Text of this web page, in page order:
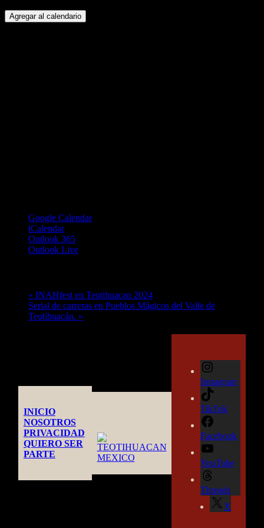
Agregar al calendario
Google Calendar
iCalendar
Outlook 365
Outlook Live
« INAHfest en Teotihuacan 2024
Serial de carreras en Pueblos Mágicos del Valle de
Teotihuacán. »
INICIO
NOSOTROS
PRIVACIDAD
QUIERO SER
PARTE
Instagram
TikTok
Facebook
YouTube
Threads
X